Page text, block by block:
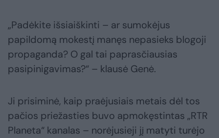
„Padėkite išsiaiškinti – ar sumokėjus
papildomą mokestį manęs nepasieks blogoji
propaganda? O gal tai paprasčiausias
pasipinigavimas?“ – klausė Genė.
Ji prisiminė, kaip praėjusiais metais dėl tos
pačios priežasties buvo apmokęstintas „RTR
Planeta“ kanalas – norėjusieji jį matyti turėjo